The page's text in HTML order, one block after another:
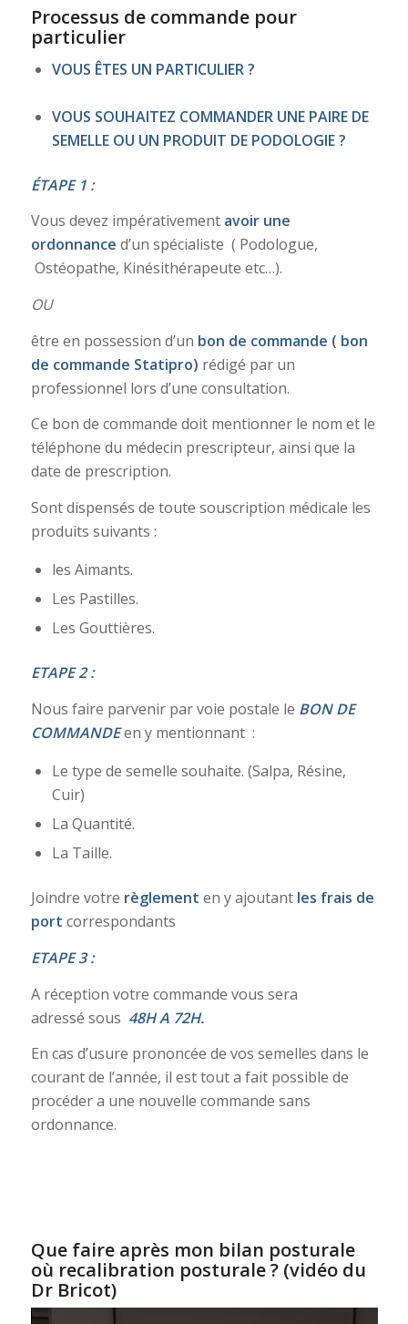
Processus de commande pour
particulier
VOUS ÊTES UN PARTICULIER ?
VOUS SOUHAITEZ COMMANDER UNE PAIRE DE
SEMELLE OU UN PRODUIT DE PODOLOGIE ?
ÉTAPE 1 :
Vous devez impérativement avoir une
ordonnance d’un spécialiste ( Podologue,
Ostéopathe, Kinésithérapeute etc…).
OU
être en possession d’un bon de commande ( bon
de commande Statipro) rédigé par un
professionnel lors d’une consultation.
Ce bon de commande doit mentionner le nom et le
téléphone du médecin prescripteur, ainsi que la
date de prescription.
Sont dispensés de toute souscription médicale les
produits suivants :
les Aimants.
Les Pastilles.
Les Gouttières.
ETAPE 2 :
Nous faire parvenir par voie postale le BON DE
COMMANDEen y mentionnant :
Le type de semelle souhaite. (Salpa, Résine,
Cuir)
La Quantité.
La Taille.
Joindre votre règlement en y ajoutant les frais de
port correspondants
ETAPE 3 :
A réception votre commande vous sera
adressé sous 48H A 72H.
En cas d’usure prononcée de vos semelles dans le
courant de l’année, il est tout a fait possible de
procéder a une nouvelle commande sans
ordonnance.
Que faire après mon bilan posturale
où recalibration posturale ? (vidéo du
Dr Bricot)